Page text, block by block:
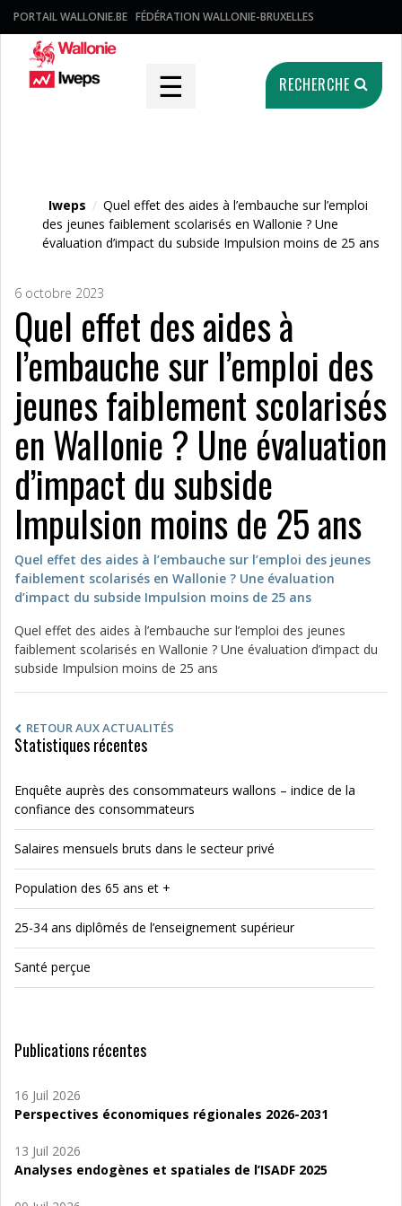
PORTAIL WALLONIE.BE FÉDÉRATION WALLONIE-BRUXELLES
☰ RECHERCHE
Fichier média
Iweps / Quel effet des aides à l’embauche sur l’emploi
des jeunes faiblement scolarisés en Wallonie ? Une
évaluation d’impact du subside Impulsion moins de 25 ans
6 octobre 2023
Quel effet des aides à
l’embauche sur l’emploi des
jeunes faiblement scolarisés
en Wallonie ? Une évaluation
d’impact du subside
Impulsion moins de 25 ans
Quel effet des aides à l’embauche sur l’emploi des jeunes
faiblement scolarisés en Wallonie ? Une évaluation
d’impact du subside Impulsion moins de 25 ans
Quel effet des aides à l’embauche sur l’emploi des jeunes
faiblement scolarisés en Wallonie ? Une évaluation d’impact du
subside Impulsion moins de 25 ans
RETOUR AUX ACTUALITÉS
Statistiques récentes
Enquête auprès des consommateurs wallons – indice de la
confiance des consommateurs
Salaires mensuels bruts dans le secteur privé
Population des 65 ans et +
25-34 ans diplômés de l’enseignement supérieur
Santé perçue
Publications récentes
16 Juil 2026
Perspectives économiques régionales 2026-2031
13 Juil 2026
Analyses endogènes et spatiales de l’ISADF 2025